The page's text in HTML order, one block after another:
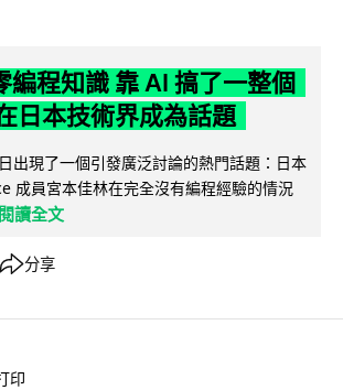
編程知識 靠 AI 搞了一整個
日本技術界成為話題
出現了一個引發廣泛討論的熱門話題：日本
成員宮本佳林在完全沒有編程經驗的情況
閱讀全文
分享
印